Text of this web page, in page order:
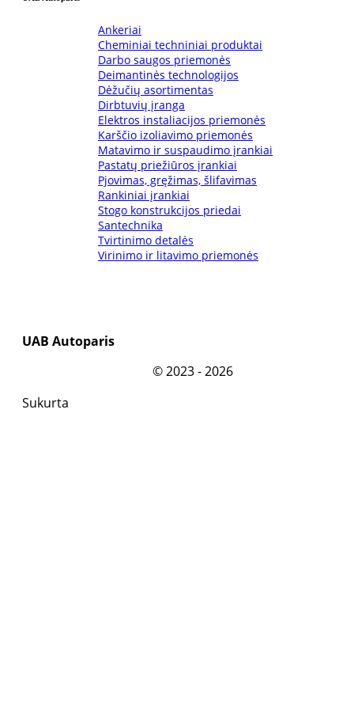
Ankeriai
Cheminiai techniniai produktai
Darbo saugos priemonės
Deimantinės technologijos
Dėžučių asortimentas
Dirbtuvių įranga
Elektros instaliacijos priemonės
Karščio izoliavimo priemonės
Matavimo ir suspaudimo įrankiai
Pastatų priežiūros įrankiai
Pjovimas, gręžimas, šlifavimas
Rankiniai įrankiai
Stogo konstrukcijos priedai
Santechnika
Tvirtinimo detalės
Virinimo ir litavimo priemonės
UAB Autoparis
©2023 - 2026
Sukurta